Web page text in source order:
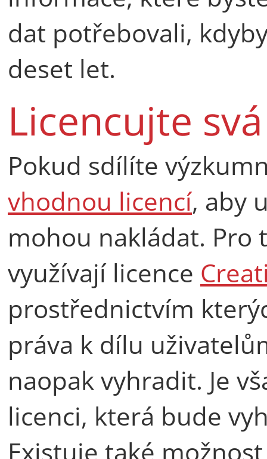
dat potřebovali,
deset let.
Licencujte
Pokud sdílíte
vhodnou licencí, aby
mohou nakládat. Pro
využívají licence
prostřednictvím
práva k dílu
naopak vyhradit. Je
licenci, která bude
Existuje také